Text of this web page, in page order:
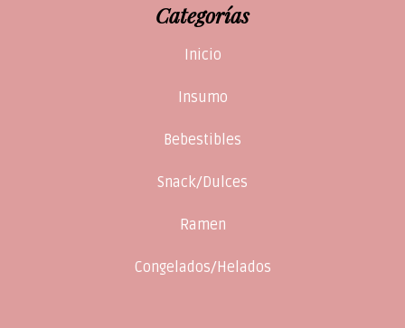
Categorías
Inicio
Insumo
Bebestibles
Snack/Dulces
Ramen
Congelados/Helados